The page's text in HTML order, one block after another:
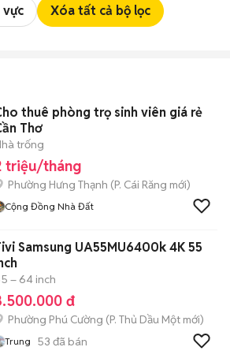
Xóa tất cả bộ lọc
thuê phòng trọ sinh viên giá rẻ
Thơ
trống
triệu/tháng
Phường Hưng Thạnh (P. Cái Răng mới)
Cộng Đồng Nhà Đất
Samsung UA55MU6400k 4K 55
– 64 inch
đ
Phường Phú Cường (P. Thủ Dầu Một mới)
Trung 53 đã bán